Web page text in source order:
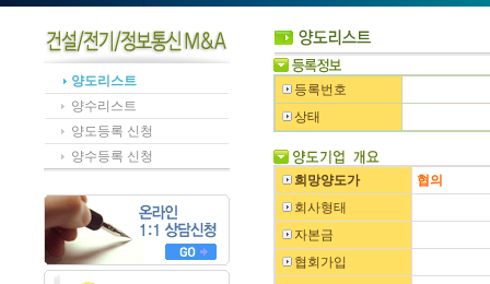
양도리스트
양수리스트
양도등록 신청
양수등록 신청
등록번호
상태
희망양도가
협의
회사형태
자본금
협회가입